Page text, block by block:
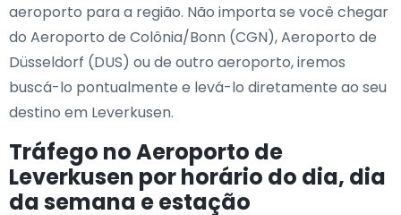
aeroporto para a região. Não importa se você chegar
do Aeroporto de Colônia/Bonn (CGN), Aeroporto de
Düsseldorf (DUS) ou de outro aeroporto, iremos
buscá-lo pontualmente e levá-lo diretamente ao seu
destino em Leverkusen.
Tráfego no Aeroporto de
Leverkusen por horário do dia, dia
da semana e estação